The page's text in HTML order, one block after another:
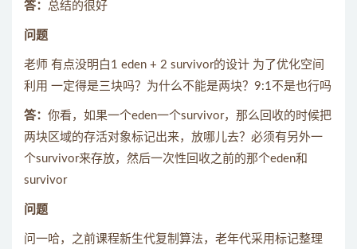
答： 总结的很好
问题
老师 有点没明白1 eden + 2 survivor的设计 为了优化空间
利用 一定得是三块吗？为什么不能是两块？9:1不是也行吗
答： 你看，如果一个eden一个survivor，那么回收的时候把
两块区域的存活对象标记出来，放哪儿去？必须有另外一
个survivor来存放，然后一次性回收之前的那个eden和
survivor
问题
问一哈，之前课程新生代复制算法，老年代采用标记整理